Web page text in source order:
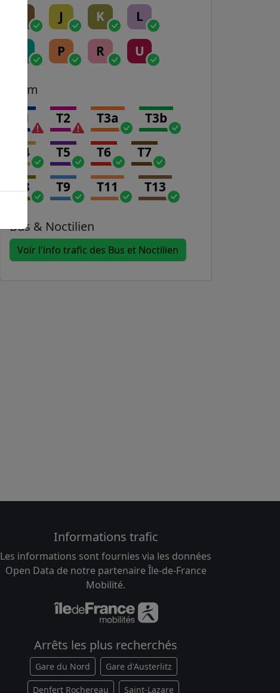
J K L
P R U
Tram
T1 T2 T3a T3b
T4 T5 T6 T7
T8 T9 T11 T13
Bus & Noctilien
Voir l'info trafic des Bus et Noctilien
Informations trafic
Les informations sont fournies via les données
Open Data de notre partenaire Île-de-France
Mobilité.
Arrêts les plus recherchés
Gare du Nord Gare d'Austerlitz
Denfert Rochereau Saint-Lazare